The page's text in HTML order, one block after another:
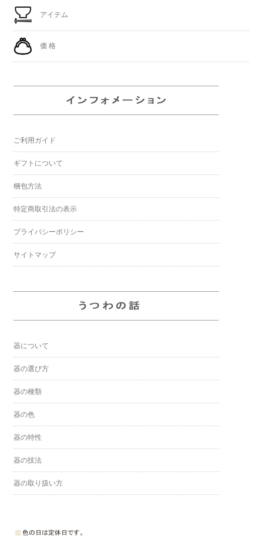
アイテム
価 格
ご利用ガイド
ギフトについて
梱包方法
特定商取引法の表示
プライバシーポリシー
サイトマップ
器について
器の選び方
器の種類
器の色
器の特性
器の技法
器の取り扱い方